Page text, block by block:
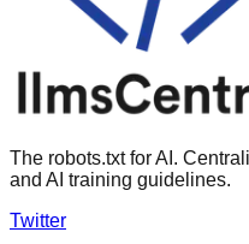
The robots.txt for AI.
and AI training guidelines.
Twitter